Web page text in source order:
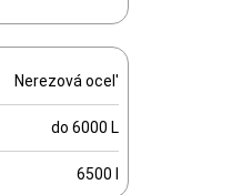
Nerezová ocel'
do 6000 L
6500 l